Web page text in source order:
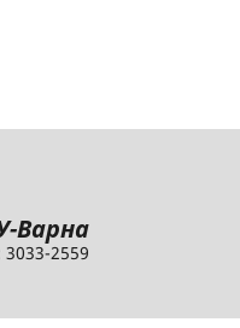
Варна
2559